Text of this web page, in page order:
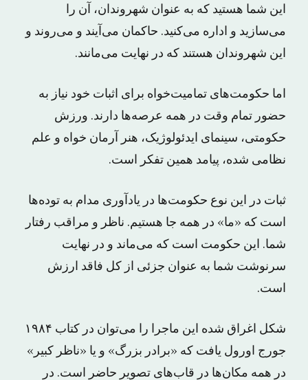
این شما هستید که به عنوان شهروندان، آن را
می‌سازید و اداره می‌کنید. حاکمان می‌آیند و می‌روند و
این شهروندان هستند که در نهایت می‌مانند.
اما حکومت‌های تمامیت‌خواه برای اثبات خود نیاز به
حضور تمام وقت در همه عرصه‌ها دارند. ورزش
حکومتی، سینمای ایدئولوژیک، هنر آرمان خواه و علم
نظامی شده، پیامد همین تفکر است.
ثبات در این نوع حکومت‌ها در یادآوری مدام به توده‌ها
است که «ما» در همه جا هستیم. ناظر و مراقب رفتار
شما. این حکومت است که می‌ماند و در نهایت
سرنوشت شما به عنوان جزئی از کل فاقد ارزش
است.
شکل اغراق شده این ماجرا را می‌توان در کتاب ۱۹۸۴
جورج اورول یافت که «برادر بزرگ» و یا «ناظر کبیر»
در همه مکان‌ها در قاب‌های تصویر حاضر است. در